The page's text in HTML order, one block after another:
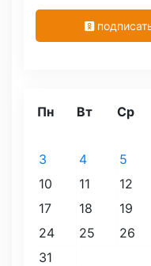
Пн Вт Ср
3
4 5
10
11 12
17
18 19
24
25 26
31